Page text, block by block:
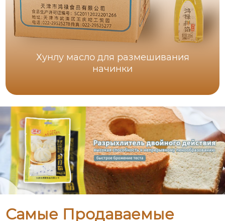
Хунлу масло для размешивания
начинки
Самые Продаваемые